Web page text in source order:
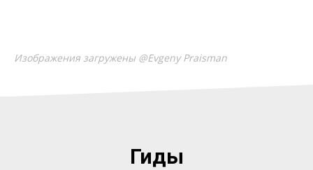
Изображения загружены @Evgeny Praisman
Гиды